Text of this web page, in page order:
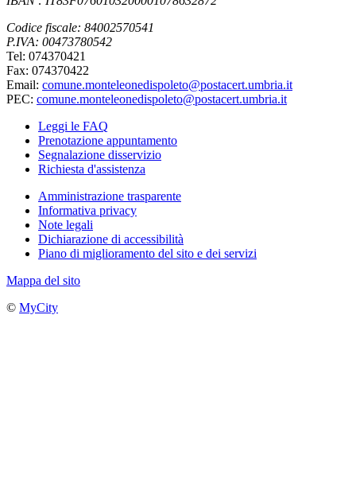
Codice fiscale: 84002570541
P.IVA: 00473780542
Tel: 074370421
Fax: 074370422
Email: comune.monteleonedispoleto@postacert.umbria.it
PEC: comune.monteleonedispoleto@postacert.umbria.it
Leggi le FAQ
Prenotazione appuntamento
Segnalazione disservizio
Richiesta d'assistenza
Amministrazione trasparente
Informativa privacy
Note legali
Dichiarazione di accessibilità
Piano di miglioramento del sito e dei servizi
Mappa del sito
© MyCity